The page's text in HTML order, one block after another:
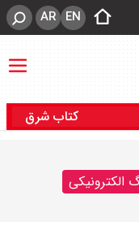
EN
AR
کتاب شرق
الکترونیکی